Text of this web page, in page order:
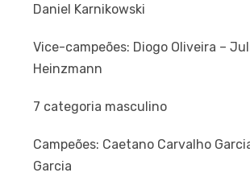
Daniel Karnikowski
Vice-campeões: Diogo Oliveira –
Heinzmann
7 categoria masculino
Campeões: Caetano Carvalho
Garcia